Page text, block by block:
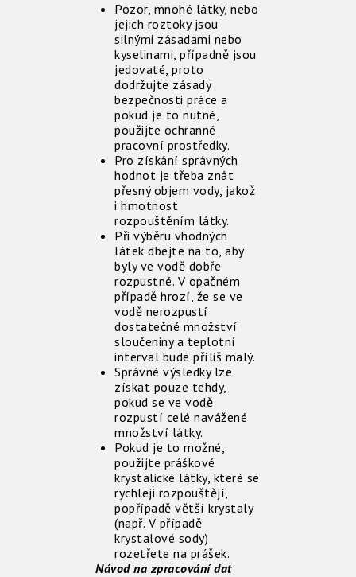
Pozor, mnohé látky, nebo
jejich roztoky jsou
silnými zásadami nebo
kyselinami, případně jsou
jedovaté, proto
dodržujte zásady
bezpečnosti práce a
pokud je to nutné,
použijte ochranné
pracovní prostředky.
Pro získání správných
hodnot je třeba znát
přesný objem vody, jakož
i hmotnost
rozpouštěním látky.
Při výběru vhodných
látek dbejte na to, aby
byly ve vodě dobře
rozpustné. V opačném
případě hrozí, že se ve
vodě nerozpustí
dostatečné množství
sloučeniny a teplotní
interval bude příliš malý.
Správné výsledky lze
získat pouze tehdy,
pokud se ve vodě
rozpustí celé navážené
množství látky.
Pokud je to možné,
použijte práškové
krystalické látky, které se
rychleji rozpouštějí,
popřípadě větší krystaly
(např. V případě
krystalové sody)
rozetřete na prášek.
Návod na zpracování dat